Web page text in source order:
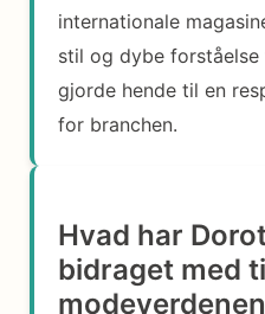
internationale
stil og dybe
gjorde hende til en
for branchen.
Hvad har
bidraget med